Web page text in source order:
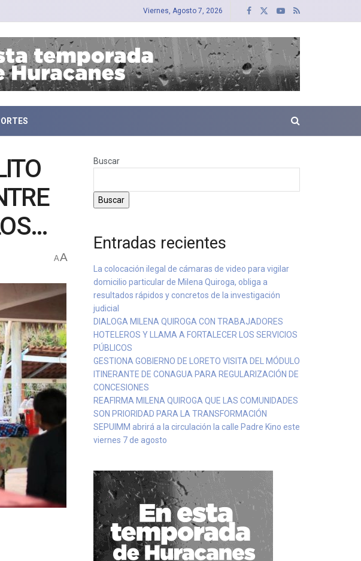
Viernes, Agosto 7, 2026
AA
Buscar
Buscar
Entradas recientes
La colocación ilegal de cámaras de video para vigilar
domicilio particular de Milena Quiroga, obliga a
resultados rápidos y concretos de la investigación
judicial
DIALOGA MILENA QUIROGA CON TRABAJADORES
HOTELEROS Y LLAMA A FORTALECER LOS SERVICIOS
PÚBLICOS
GESTIONA GOBIERNO DE LORETO VISITA DEL MÓDULO
ITINERANTE DE CONAGUA PARA REGULARIZACIÓN DE
CONCESIONES
REAFIRMA MILENA QUIROGA QUE LAS COMUNIDADES
SON PRIORIDAD PARA LA TRANSFORMACIÓN
SEPUIMM abrirá a la circulación la calle Padre Kino este
viernes 7 de agosto